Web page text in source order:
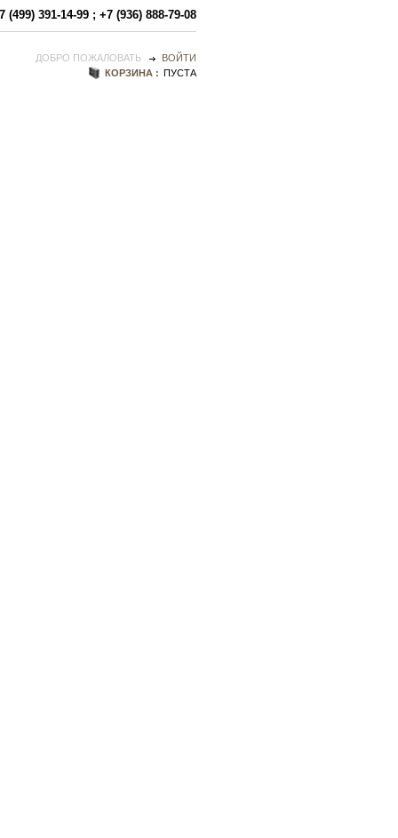
(499) 391-14-99 ; +7 (936) 888-79-08
ДОБРО ПОЖАЛОВАТЬ
ВОЙТИ
КОРЗИНА :
ПУСТА